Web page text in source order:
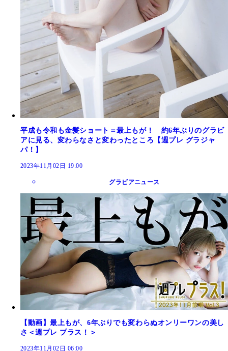
平成も令和も金髪ショート＝最上もが！ 約6年ぶりのグラビ
アに見る、変わらなさと変わったところ【週プレ グラジャ
パ！】
2023年11月02日 19:00
グラビアニュース
【動画】最上もが、6年ぶりでも変わらぬオンリーワンの美し
さ＜週プレ プラス！＞
2023年11月02日 06:00